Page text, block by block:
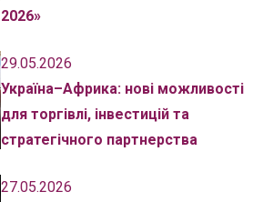
2026»
29.05.2026
Україна–Африка: нові можливості
для торгівлі, інвестицій та
стратегічного партнерства
27.05.2026